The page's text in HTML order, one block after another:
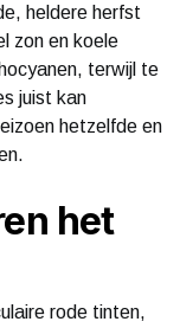
heldere herfst
zon en koele
terwijl te
juist kan
hetzelfde en
het
rode tinten,